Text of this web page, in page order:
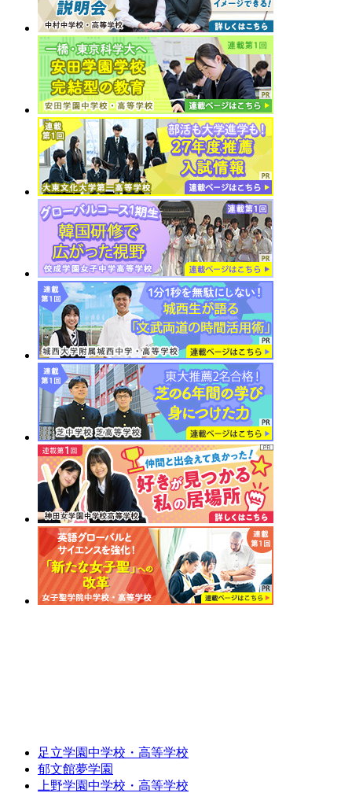
足立学園中学校・高等学校
郁文館夢学園
上野学園中学校・高等学校